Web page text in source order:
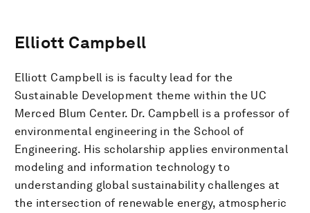
Elliott Campbell
Elliott Campbell is is faculty lead for the
Sustainable Development theme within the UC
Merced Blum Center. Dr. Campbell is a professor of
environmental engineering in the School of
Engineering. His scholarship applies environmental
modeling and information technology to
understanding global sustainability challenges at
the intersection of renewable energy, atmospheric